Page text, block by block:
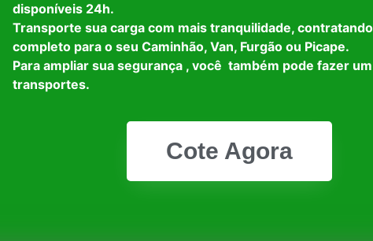
disponíveis 24h.
Transporte sua carga com mais tranquilidade,
completo para o seu Caminhão, Van, Furgão ou Picape.
Para ampliar sua segurança , você também pode fazer
transportes.
Cote Agora